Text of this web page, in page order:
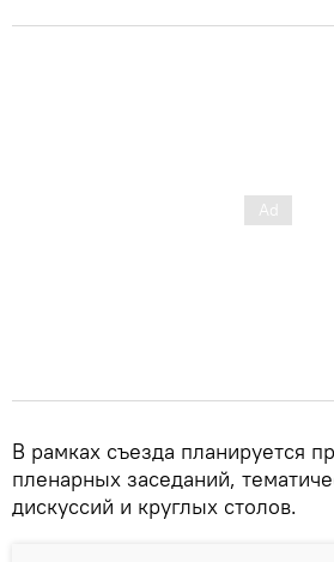
В рамках съезда планируется
пленарных заседаний,
дискуссий и круглых столов.